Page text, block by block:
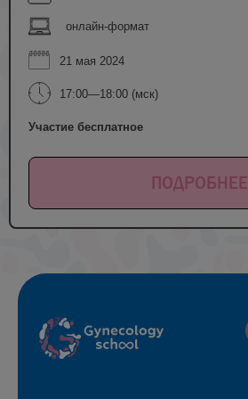
онлайн-формат
21 мая 2024
17:00—18:00 (мск)
Участие бесплатное
ПОДРОБНЕЕ